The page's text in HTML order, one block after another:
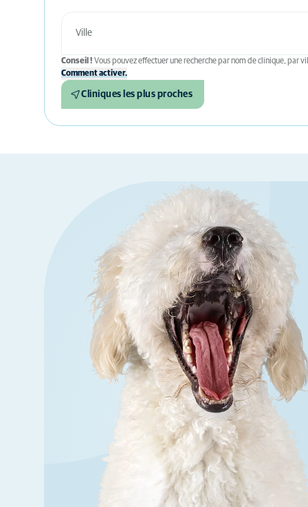
Conseil ! Vous pouvez effectuer une recherche par nom de clinique, par
Comment activer.
Cliniques les plus proches